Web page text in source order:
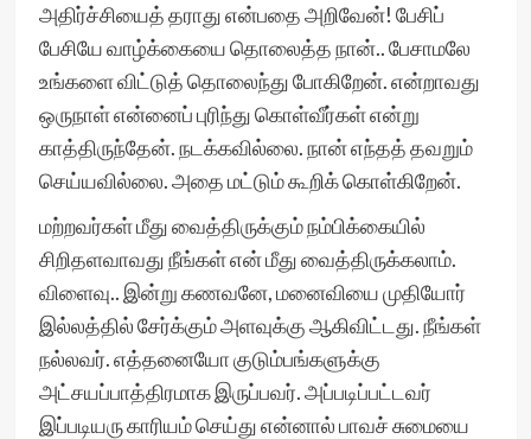
அதிர்ச்சியைத் தராது என்பதை அறிவேன்! பேசிப்
பேசியே வாழ்க்கையை தொலைத்த நான்.. பேசாமலே
உங்களை விட்டுத் தொலைந்து போகிறேன். என்றாவது
ஒருநாள் என்னைப் புரிந்து கொள்வீர்கள் என்று
காத்திருந்தேன். நடக்கவில்லை. நான் எந்தத் தவறும்
செய்யவில்லை. அதை மட்டும் கூறிக் கொள்கிறேன்.
மற்றவர்கள் மீது வைத்திருக்கும் நம்பிக்கையில்
சிறிதளவாவது நீங்கள் என் மீது வைத்திருக்கலாம்.
விளைவு.. இன்று கணவனே, மனைவியை முதியோர்
இல்லத்தில் சேர்க்கும் அளவுக்கு ஆகிவிட்டது. நீங்கள்
நல்லவர். எத்தனையோ குடும்பங்களுக்கு
அட்சயப்பாத்திரமாக இருப்பவர். அப்படிப்பட்டவர்
இப்படியரு காரியம் செய்து என்னால் பாவச் சுமையை